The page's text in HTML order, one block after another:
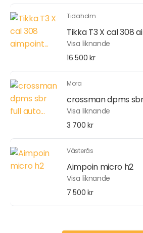
Tidaholm
Tikka T3 X cal 308
Visa liknande
16 500 kr
Mora
crossman dpms
Visa liknande
3 700 kr
Västerås
Aimpoin micro h2
Visa liknande
7 500 kr